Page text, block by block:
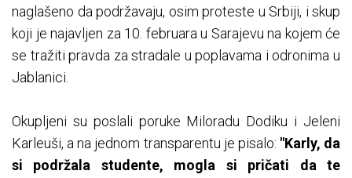
naglašeno da podržavaju, osim proteste u Srbiji, i skup
koji je najavljen za 10. februara u Sarajevu na kojem će
se tražiti pravda za stradale u poplavama i odronima u
Jablanici.
Okupljeni su poslali poruke Miloradu Dodiku i Jeleni
Karleuši, a na jednom transparentu je pisalo: "Karly, da
si podržala studente, mogla si pričati da te